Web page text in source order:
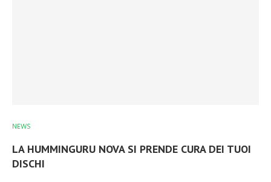
NEWS
LA HUMMINGURU NOVA SI PRENDE CURA DEI TUOI
DISCHI